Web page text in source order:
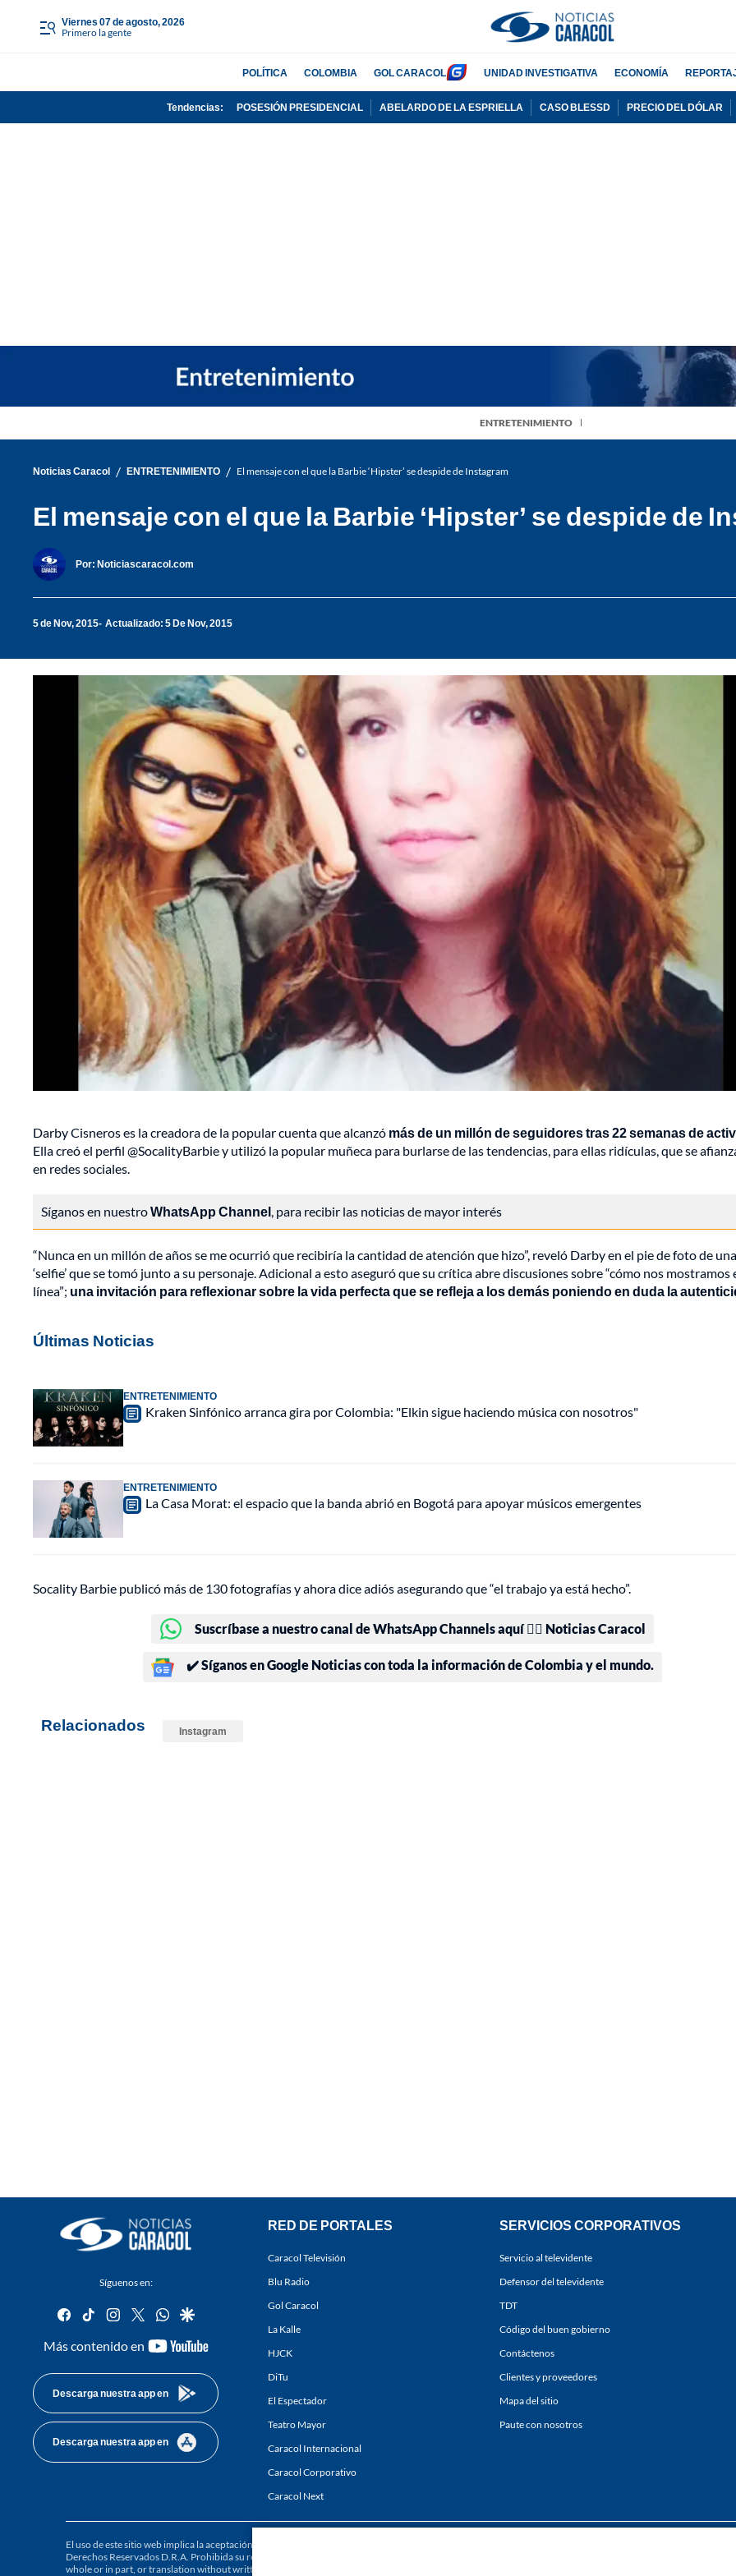
viernes 07 de agosto, 2026
Primero la gente
POLÍTICA COLOMBIA GOL CARACOL UNIDAD INVESTIGATIVA ECONOMÍA
Tendencias: POSESIÓN PRESIDENCIAL ABELARDO DE LA ESPRIELLA CASO BLESSD PRECIO DEL DÓLAR
ENTRETENIMIENTO
Noticias Caracol / ENTRETENIMIENTO / El mensaje con el que la Barbie ‘Hipster’ se despide de Instagram
El mensaje con el que la Barbie ‘Hipster’ se despide de
Por: Noticiascaracol.com
5 de Nov, 2015 Actualizado: 5 De Nov, 2015
Darby Cisneros es la creadora de la popular cuenta que alcanzó más de un millón de seguidores tras 22 semanas de
Ella creó el perfil @SocalityBarbie y utilizó la popular muñeca para burlarse de las tendencias, para ellas ridículas, que se
en redes sociales.
Síganos en nuestroWhatsApp Channel, para recibir las noticias de mayor interés
“Nunca en un millón de años se me ocurrió que recibiría la cantidad de atención que hizo”, reveló Darby en el pie de foto de una
‘selfie’ que se tomó junto a su personaje. Adicional a esto aseguró que su crítica abre discusiones sobre “cómo nos mostramos
línea”; una invitación para reflexionar sobre la vida perfecta que se refleja a los demás poniendo en duda la
Últimas Noticias
ENTRETENIMIENTO
Kraken Sinfónico arranca gira por Colombia: "Elkin sigue haciendo música con nosotros"
ENTRETENIMIENTO
La Casa Morat: el espacio que la banda abrió en Bogotá para apoyar músicos emergentes
Socality Barbie publicó más de 130 fotografías y ahora dice adiós asegurando que “el trabajo ya está hecho”.
Suscríbase a nuestro canal de WhatsApp Channels aquí 👉🏻 Noticias Caracol
✔️ Síganos en Google Noticias con toda la información de Colombia y el mundo.
Relacionados Instagram
Síguenos en:
facebook
tiktok instagram
twitterwhatsapp
google
Más contenido en
youtube-
Descarga nuestra app en
Descarga nuestra app en
RED DE PORTALES
Caracol Televisión
Blu Radio
Gol Caracol
La Kalle
HJCK
DiTu
El Espectador
Teatro Mayor
Caracol Internacional
Caracol Corporativo
Caracol Next
SERVICIOS CORPORATIVOS
Servicio al televidente
Defensor del televidente
TDT
Código del buen gobierno
Contáctenos
Clientes y proveedores
Mapa del sitio
Paute con nosotros
El uso de este sitio web implica la aceptación de los
Derechos Reservados D.R.A. Prohibida su reproducción total o parcial, así como su traducción a cualquier idioma sin autorización escrita de su titular.
whole or in part, or translation without written permission is prohibited. All rights reserved 2025.